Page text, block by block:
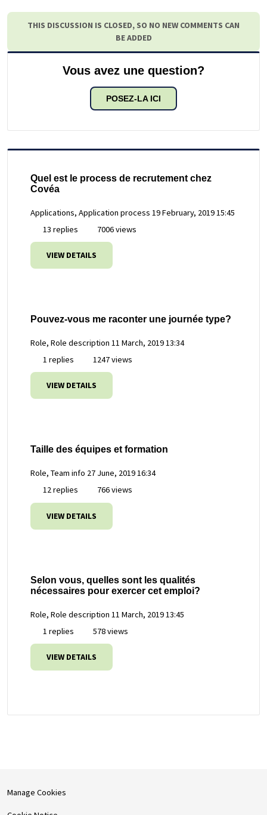
THIS DISCUSSION IS CLOSED, SO NO NEW COMMENTS CAN
BE ADDED
Vous avez une question?
POSEZ-LA ICI
Quel est le process de recrutement chez
Covéa
Applications, Application process 19 February, 2019 15:45
13 replies
7006 views
VIEW DETAILS
Pouvez-vous me raconter une journée type?
Role, Role description 11 March, 2019 13:34
1 replies
1247 views
VIEW DETAILS
Taille des équipes et formation
Role, Team info 27 June, 2019 16:34
12 replies
766 views
VIEW DETAILS
Selon vous, quelles sont les qualités
nécessaires pour exercer cet emploi?
Role, Role description 11 March, 2019 13:45
1 replies
578 views
VIEW DETAILS
Manage Cookies